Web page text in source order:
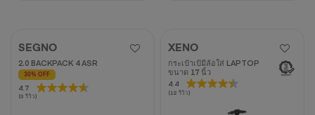
SEGNO
2.0 BACKPACK 4 ASR
30% OFF
4.7
(3 รีวิว)
4.7
จาก
XENO
กระเป๋าเป้มีล้อใส่ LAPTOP
ขนาด 17 นิ้ว
4.4
(12 รีวิว)
4.4
จาก